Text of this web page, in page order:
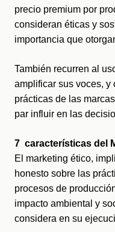
precio premium por
consideran éticas y
importancia que
También recurren al
amplificar sus voces, y
prácticas de las
par influir en las
7  características del
El marketing ético,
honesto sobre las
procesos de
impacto ambiental y
considera en su